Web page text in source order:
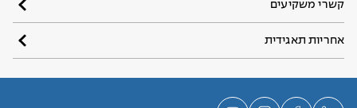
קשרי משקיעים
אחריות תאגידית